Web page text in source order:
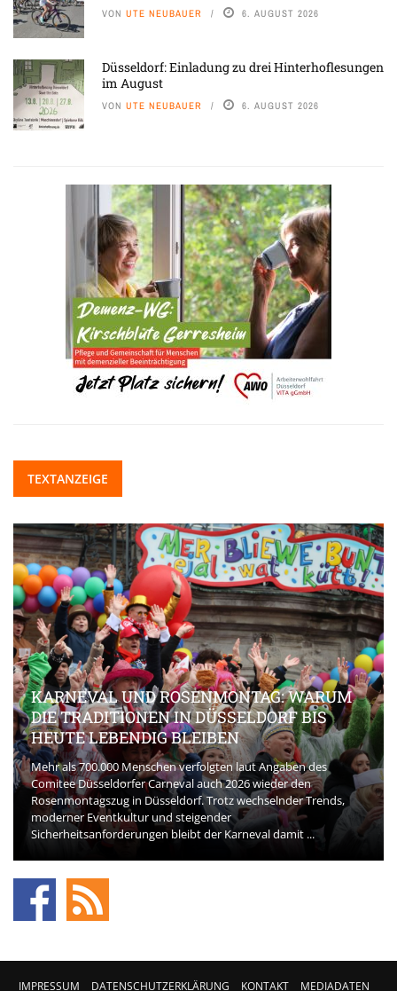
VON UTE NEUBAUER 6. AUGUST 2026
Düsseldorf: Einladung zu drei Hinterhoflesungen
im August
VON UTE NEUBAUER 6. AUGUST 2026
TEXTANZEIGE
KARNEVAL UND ROSENMONTAG: WARUM
DIE TRADITIONEN IN DÜSSELDORF BIS
HEUTE LEBENDIG BLEIBEN
Mehr als 700.000 Menschen verfolgten laut Angaben des
Comitee Düsseldorfer Carneval auch 2026 wieder den
Rosenmontagszug in Düsseldorf. Trotz wechselnder Trends,
moderner Eventkultur und steigender
Sicherheitsanforderungen bleibt der Karneval damit ...
IMPRESSUM DATENSCHUTZERKLÄRUNG KONTAKT MEDIADATEN